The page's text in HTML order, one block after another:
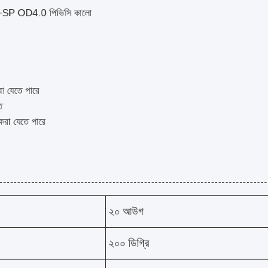
OD4.0 পিভিসি কালো
যেতে পারে
যেতে পারে
২০ আউগ
২০০ ডিগ্রি